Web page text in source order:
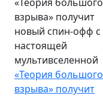
взрыва» получит
новый спин-офф с
настоящей
мультивселенной
«Теория большого
взрыва» получит